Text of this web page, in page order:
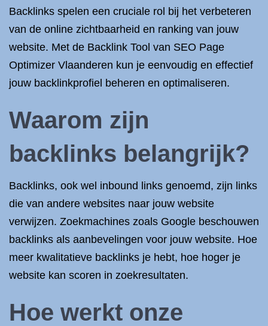
Backlinks spelen een cruciale rol bij het verbeteren
van de online zichtbaarheid en ranking van jouw
website. Met de Backlink Tool van SEO Page
Optimizer Vlaanderen kun je eenvoudig en effectief
jouw backlinkprofiel beheren en optimaliseren.
Waarom zijn
backlinks belangrijk?
Backlinks, ook wel inbound links genoemd, zijn links
die van andere websites naar jouw website
verwijzen. Zoekmachines zoals Google beschouwen
backlinks als aanbevelingen voor jouw website. Hoe
meer kwalitatieve backlinks je hebt, hoe hoger je
website kan scoren in zoekresultaten.
Hoe werkt onze